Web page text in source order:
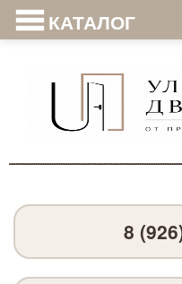
КАТАЛОГ
8